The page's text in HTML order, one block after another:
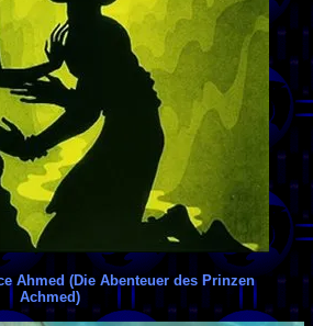
Ahmed (Die Abenteuer des Prinzen
Achmed)